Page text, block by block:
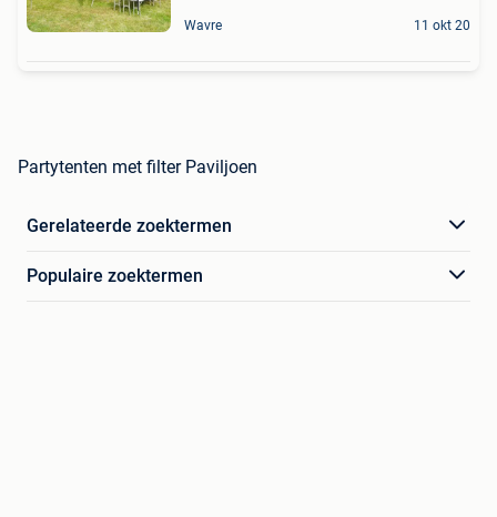
Wavre 11 okt 20
Partytenten met filter Paviljoen
Gerelateerde zoektermen
Populaire zoektermen